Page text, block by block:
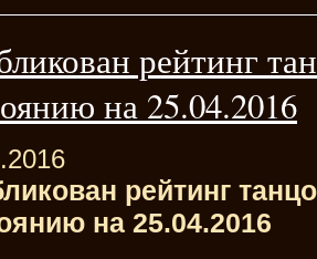
рейтинг
на 25.04.2016
рейтинг
на 25.04.2016